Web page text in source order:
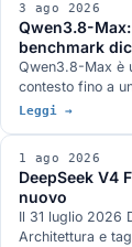
Sampling e
3 ago 2026
Qwen3.8-
benchmark
Qwen3.8-Max è
contesto fino a
attraverso le API
benchmark
la serie Max
Leggi →
1 ago 2026
DeepSeek V4
nuovo
Il 31 luglio 2026
Architettura e